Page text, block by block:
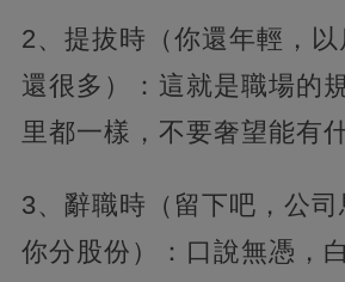
2、提拔時（你還年輕，
還很多）：這就是職場的
里都一樣，不要奢望能有
3、辭職時（留下吧，公
你分股份）：口說無憑，